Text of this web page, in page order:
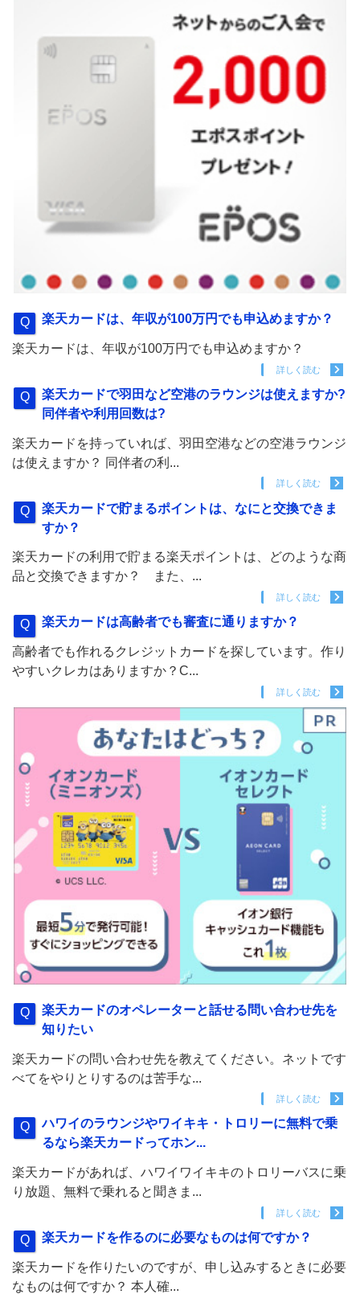
楽天カードは、年収が100万円でも申込めますか？
楽天カードは、年収が100万円でも申込めますか？
詳しく読む
楽天カードで羽田など空港のラウンジは使えますか?
同伴者や利用回数は?
楽天カードを持っていれば、羽田空港などの空港ラウンジ
は使えますか？ 同伴者の利...
詳しく読む
楽天カードで貯まるポイントは、なにと交換できま
すか？
楽天カードの利用で貯まる楽天ポイントは、どのような商
品と交換できますか？ また、...
詳しく読む
楽天カードは高齢者でも審査に通りますか？
高齢者でも作れるクレジットカードを探しています。作り
やすいクレカはありますか？C...
詳しく読む
楽天カードのオペレーターと話せる問い合わせ先を
知りたい
楽天カードの問い合わせ先を教えてください。ネットです
べてをやりとりするのは苦手な...
詳しく読む
ハワイのラウンジやワイキキ・トロリーに無料で乗
るなら楽天カードってホン...
楽天カードがあれば、ハワイワイキキのトロリーバスに乗
り放題、無料で乗れると聞きま...
詳しく読む
楽天カードを作るのに必要なものは何ですか？
楽天カードを作りたいのですが、申し込みするときに必要
なものは何ですか？ 本人確...